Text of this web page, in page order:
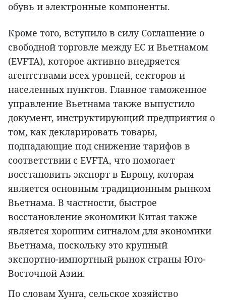
обувь и электронные компоненты.
Кроме того, вступило в силу Соглашение о
свободной торговле между ЕС и Вьетнамом
(EVFTA), которое активно внедряется
агентствами всех уровней, секторов и
населенных пунктов. Главное таможенное
управление Вьетнама также выпустило
документ, инструктирующий предприятия о
том, как декларировать товары,
подпадающие под снижение тарифов в
соответствии с EVFTA, что помогает
восстановить экспорт в Европу, которая
является основным традиционным рынком
Вьетнама. В частности, быстрое
восстановление экономики Китая также
является хорошим сигналом для экономики
Вьетнама, поскольку это крупный
экспортно-импортный рынок страны Юго-
Восточной Азии.
По словам Хунга, сельское хозяйство